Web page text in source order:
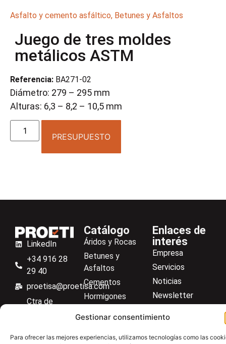
Gestionar consentimiento
Para ofrecer las mejores experiencias, utilizamos tecnologías como las
Asfalto y cemento asfáltico, Betunes y Asfaltos
Juego de tres moldes
metálicos ASTM
Referencia: BA271-02
Diámetro: 279 – 295 mm
Alturas: 6,3 – 8,2 – 10,5 mm
PRESUPUESTO
LinkedIn
+34 916 28
29 40
proetisa@proetisa.com
Ctra de
M-106, Km
Catálogo
Áridos y Rocas
Betunes y
Asfaltos
Cementos
Hormigones
Aceros
Enlaces de
interés
Empresa
Servicios
Noticias
Newsletter
Centro de ayuda